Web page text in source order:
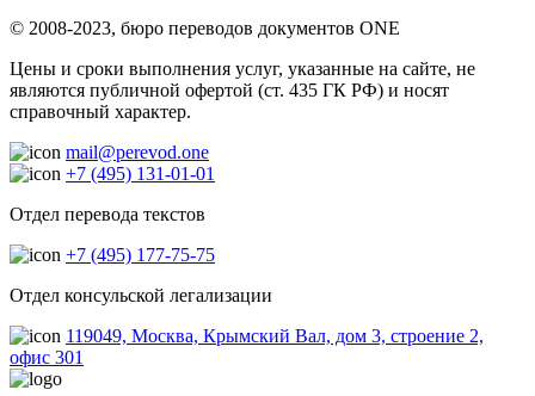
© 2008-2023, бюро переводов документов ONE
Цены и сроки выполнения услуг, указанные на сайте, не
являются публичной офертой (ст. 435 ГК РФ) и носят
справочный характер.
mail@perevod.one
+7 (495) 131-01-01
Отдел перевода текстов
+7 (495) 177-75-75
Отдел консульской легализации
119049, Москва, Крымский Вал, дом 3, строение 2,
офис 301